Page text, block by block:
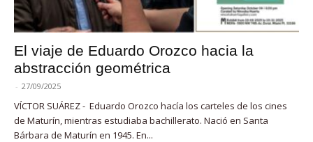
El viaje de Eduardo Orozco hacia la
abstracción geométrica
- 27/09/2025
VÍCTOR SUÁREZ - Eduardo Orozco hacía los carteles de los cines
de Maturín, mientras estudiaba bachillerato. Nació en Santa
Bárbara de Maturín en 1945. En...